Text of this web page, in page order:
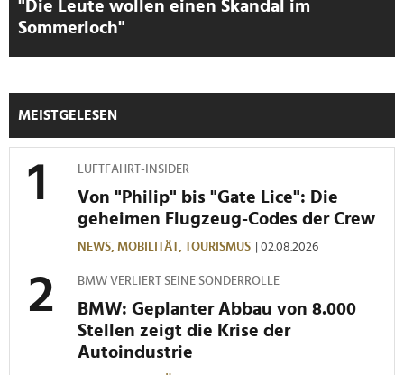
"Die Leute wollen einen Skandal im
Sommerloch"
MEISTGELESEN
LUFTFAHRT-INSIDER
Von "Philip" bis "Gate Lice": Die
geheimen Flugzeug-Codes der Crew
NEWS, MOBILITÄT, TOURISMUS | 02.08.2026
BMW VERLIERT SEINE SONDERROLLE
BMW: Geplanter Abbau von 8.000
Stellen zeigt die Krise der
Autoindustrie